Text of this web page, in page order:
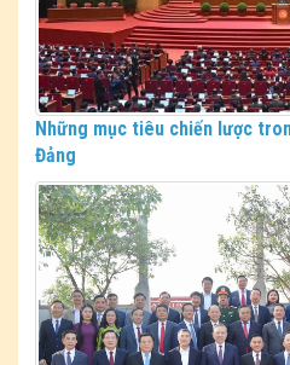
Những mục tiêu chiến lược
Đảng